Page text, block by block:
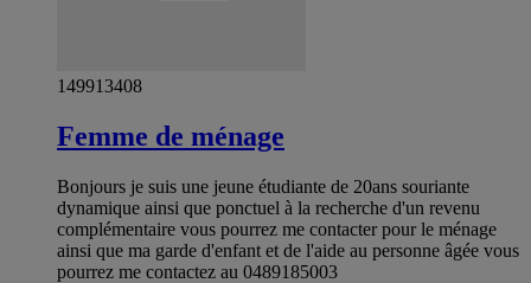
149913408
Femme de ménage
Bonjours je suis une jeune étudiante de 20ans souriante
dynamique ainsi que ponctuel à la recherche d'un revenu
complémentaire vous pourrez me contacter pour le ménage
ainsi que ma garde d'enfant et de l'aide au personne âgée vous
pourrez me contactez au 0489185003